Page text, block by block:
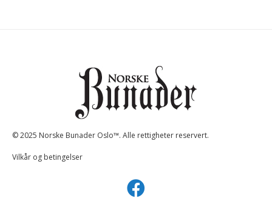
© 2025 Norske Bunader Oslo™. Alle rettigheter reservert.
Vilkår og betingelser